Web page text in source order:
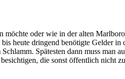
oder wie in der alten
heute dringend benötigte Gelder
Spätesten dann muss
die sonst öffentlich nicht